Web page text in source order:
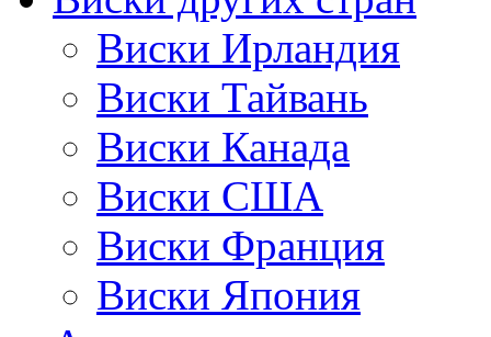
Виски Ирландия
Виски Тайвань
Виски Канада
Виски США
Виски Франция
Виски Япония